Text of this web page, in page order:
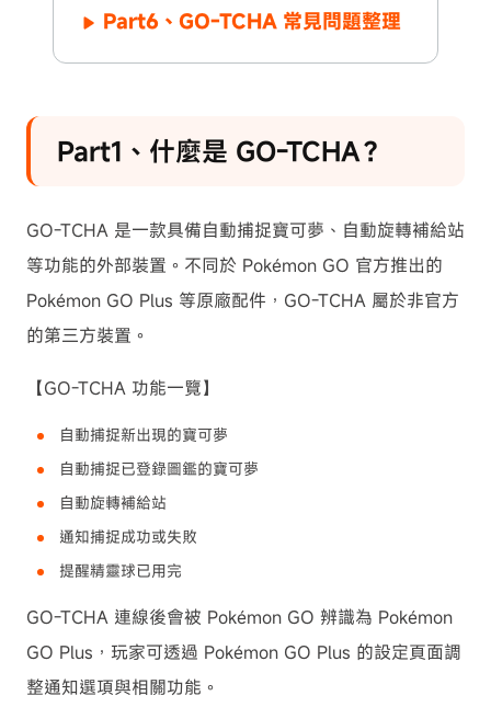
Part6、GO-TCHA 常見問題整理
Part1、什麼是 GO-TCHA？
GO-TCHA 是一款具備自動捕捉寶可夢、自動旋轉補給站
等功能的外部裝置。不同於 Pokémon GO 官方推出的
Pokémon GO Plus 等原廠配件，GO-TCHA 屬於非官方
的第三方裝置。
【GO-TCHA 功能一覽】
自動捕捉新出現的寶可夢
自動捕捉已登錄圖鑑的寶可夢
自動旋轉補給站
通知捕捉成功或失敗
提醒精靈球已用完
GO-TCHA 連線後會被 Pokémon GO 辨識為 Pokémon
GO Plus，玩家可透過 Pokémon GO Plus 的設定頁面調
整通知選項與相關功能。